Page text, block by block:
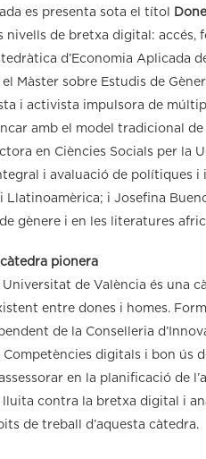
es presenta sota el títol
de bretxa digital: accés,
d’Economia Aplicada
Màster sobre Estudis de
i activista impulsora de
amb el model tradicional
en Ciències Socials per la
i avaluació de polítiques
i Josefina
gènere i en les literatures
pionera
de València és una
entre dones i homes.
de la Conselleria
digitals i bon ús
en la planificació de
contra la bretxa digital i
de treball d’aquesta càtedra.